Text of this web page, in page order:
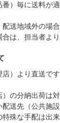
番）毎に送料が
送地域外の場
合は、担当者よ
）より直送で
の分納出荷は
配送先（公共施
殊な手配は出来